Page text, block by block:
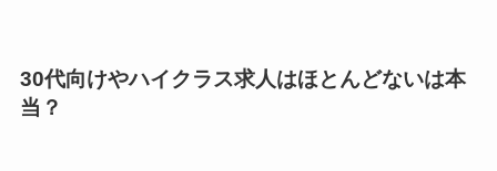
30代向けやハイクラス求人はほとんどないは本
当？